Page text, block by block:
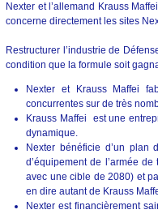
Nexter et l’allemand Krauss
concerne directement les sites
Restructurer l’industrie de
condition que la formule soit
Nexter et Krauss Maffei
concurrentes sur de très
Krauss Maffei est une
dynamique.
Nexter bénéficie d’un plan
d’équipement de l’armée
avec une cible de 2080) et
en dire autant de Krauss
Nexter est financièrement